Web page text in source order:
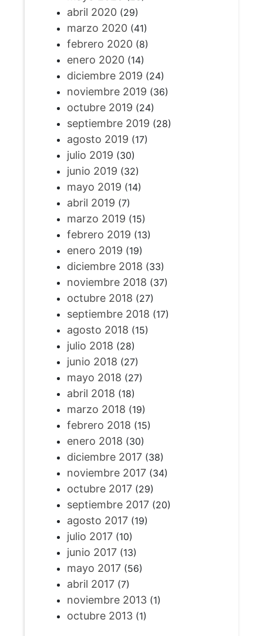
abril 2020(29)
marzo 2020(41)
febrero 2020(8)
enero 2020(14)
diciembre 2019 (24)
noviembre 2019 (36)
octubre 2019 (24)
septiembre 2019 (28)
agosto 2019 (17)
julio 2019 (30)
junio 2019 (32)
mayo 2019 (14)
abril 2019 (7)
marzo 2019 (15)
febrero 2019 (13)
enero 2019 (19)
diciembre 2018 (33)
noviembre 2018 (37)
octubre 2018 (27)
septiembre 2018 (17)
agosto 2018 (15)
julio 2018 (28)
junio 2018 (27)
mayo 2018 (27)
abril 2018 (18)
marzo 2018 (19)
febrero 2018 (15)
enero 2018 (30)
diciembre 2017(38)
noviembre 2017(34)
octubre 2017(29)
septiembre 2017(20)
agosto 2017(19)
julio 2017(10)
junio 2017(13)
mayo 2017(56)
abril 2017(7)
noviembre 2013(1)
octubre 2013(1)